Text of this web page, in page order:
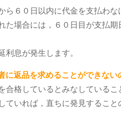
ら６０日以内に代金を支払わ
場合には，６０日目が支払
利息が発生します。
返品を求めることができない
格しているとみなしている
いれば，直ちに発見するこ